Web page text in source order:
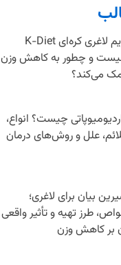
رژیم لاغری کره‌ای K-Diet
و چطور به کاهش وزن
می‌کند؟
چیست؟ انواع،
علل و روش‌های درمان
بیان برای لاغری؛
طرز تهیه و تأثیر واقعی
بر کاهش وزن